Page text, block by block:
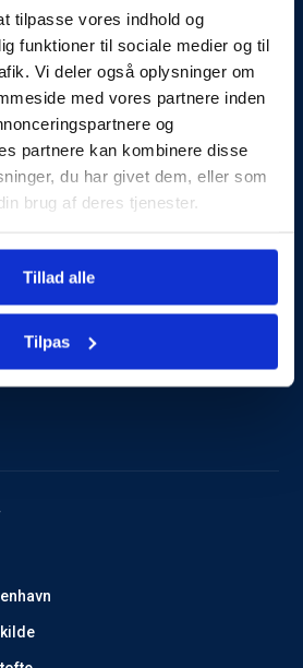
tilpasse vores indhold og
funktioner til sociale medier og til
Vi deler også oplysninger om
med vores partnere inden
og
partnere kan kombinere disse
du har givet dem, eller som
brug af deres tjenester.
Tillad alle
Tilpas